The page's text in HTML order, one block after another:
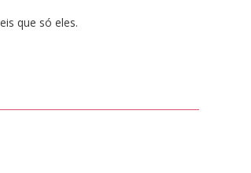
que só eles.